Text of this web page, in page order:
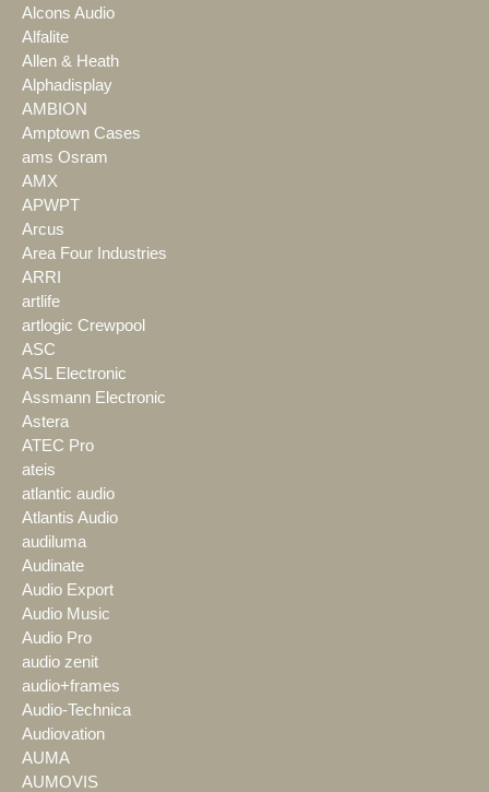
Alcons Audio
Alfalite
Allen & Heath
Alphadisplay
AMBION
Amptown Cases
ams Osram
AMX
APWPT
Arcus
Area Four Industries
ARRI
artlife
artlogic Crewpool
ASC
ASL Electronic
Assmann Electronic
Astera
ATEC Pro
ateis
atlantic audio
Atlantis Audio
audiluma
Audinate
Audio Export
Audio Music
Audio Pro
audio zenit
audio+frames
Audio-Technica
Audiovation
AUMA
AUMOVIS